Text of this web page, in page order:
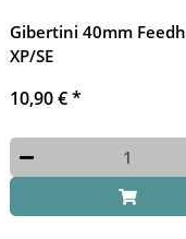
Gibertini 40mm
XP/SE
10,90 €*